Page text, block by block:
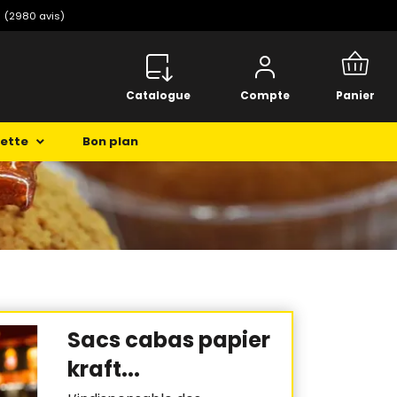
(2980 avis)
Catalogue Compte Panier
Bon plan
Sacs cabas papier
kraft...